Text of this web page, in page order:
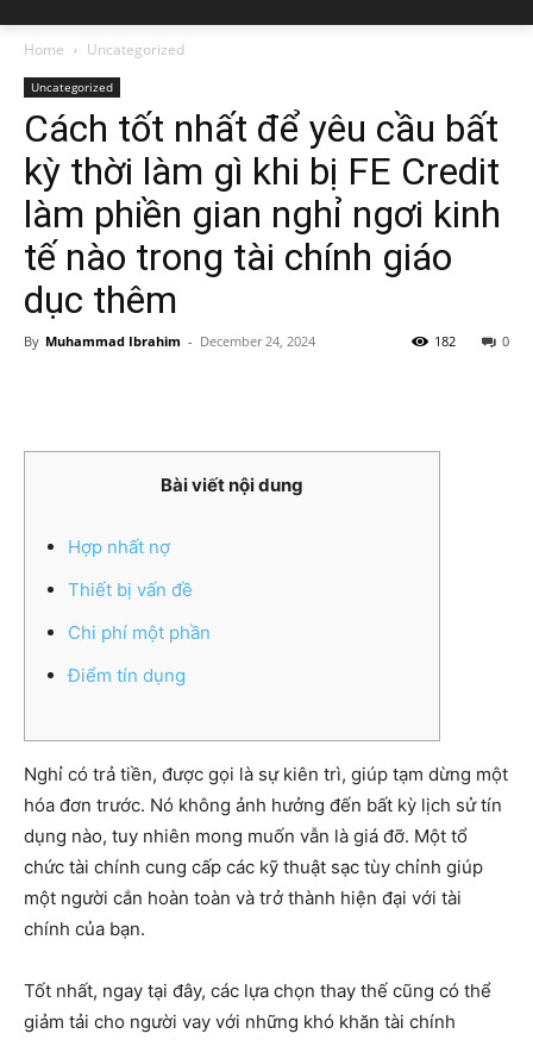
Home Uncategorized
Uncategorized
Cách tốt nhất để yêu cầu bất
kỳ thời làm gì khi bị FE Credit
làm phiền gian nghỉ ngơi kinh
tế nào trong tài chính giáo
dục thêm
By Muhammad Ibrahim - December 24, 2024 0
182
Bài viết nội dung
Hợp nhất nợ
Thiết bị vấn đề
Chi phí một phần
Điểm tín dụng
Nghỉ có trả tiền, được gọi là sự kiên trì, giúp tạm dừng một
hóa đơn trước. Nó không ảnh hưởng đến bất kỳ lịch sử tín
dụng nào, tuy nhiên mong muốn vẫn là giá đỡ. Một tổ
chức tài chính cung cấp các kỹ thuật sạc tùy chỉnh giúp
một người cắn hoàn toàn và trở thành hiện đại với tài
chính của bạn.
Tốt nhất, ngay tại đây, các lựa chọn thay thế cũng có thể
giảm tải cho người vay với những khó khăn tài chính